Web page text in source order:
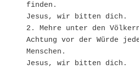
finden.
Jesus, wir bitten dich.
2. Mehre unter den
Achtung vor der Würde
Menschen.
Jesus, wir bitten dich.